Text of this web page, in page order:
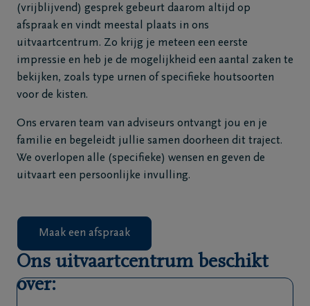
vragen
Meld een
overlijden
24u/24
50
35
18
46
(vrijblijvend) gesprek gebeurt daarom altijd op
afspraak en vindt meestal plaats in ons
uitvaartcentrum. Zo krijg je meteen een eerste
impressie en heb je de mogelijkheid een aantal zaken te
bekijken, zoals type urnen of specifieke houtsoorten
voor de kisten.
Ons ervaren team van adviseurs ontvangt jou en je
familie en begeleidt jullie samen doorheen dit traject.
We overlopen alle (specifieke) wensen en geven de
uitvaart een persoonlijke invulling.
Maak een afspraak
Ons uitvaartcentrum beschikt
over: